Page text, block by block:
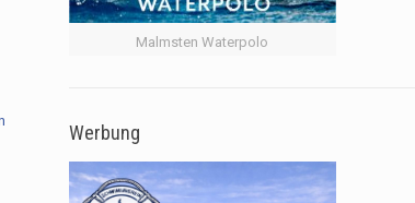
Malmsten Waterpolo
Werbung